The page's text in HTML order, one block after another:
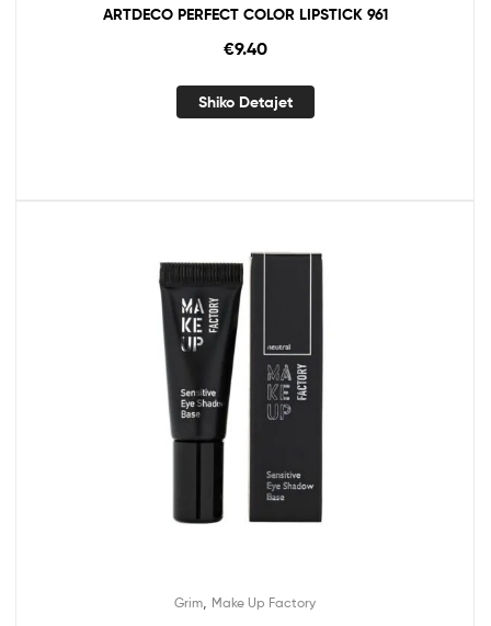
ARTDECO PERFECT COLOR LIPSTICK 961
€9.40
Shiko Detajet
Grim Make Up Factory